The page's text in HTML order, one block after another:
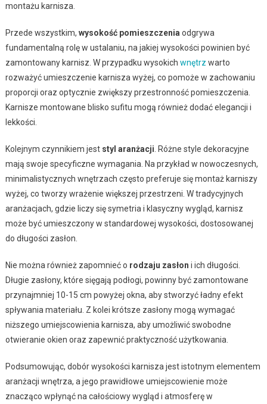
montażu karnisza.
Przede wszystkim, wysokość pomieszczenia odgrywa
fundamentalną rolę w ustalaniu, na jakiej wysokości powinien być
zamontowany karnisz. W przypadku wysokich wnętrz warto
rozważyć umieszczenie karnisza wyżej, co pomoże w zachowaniu
proporcji oraz optycznie zwiększy przestronność pomieszczenia.
Karnisze montowane blisko sufitu mogą również dodać elegancji i
lekkości.
Kolejnym czynnikiem jest styl aranżacji . Różne style dekoracyjne
mają swoje specyficzne wymagania. Na przykład w nowoczesnych,
minimalistycznych wnętrzach często preferuje się montaż karniszy
wyżej, co tworzy wrażenie większej przestrzeni. W tradycyjnych
aranżacjach, gdzie liczy się symetria i klasyczny wygląd, karnisz
może być umieszczony w standardowej wysokości, dostosowanej
do długości zasłon.
Nie można również zapomnieć o rodzaju zasłon i ich długości.
Długie zasłony, które sięgają podłogi, powinny być zamontowane
przynajmniej 10-15 cm powyżej okna, aby stworzyć ładny efekt
spływania materiału. Z kolei krótsze zasłony mogą wymagać
niższego umiejscowienia karnisza, aby umożliwić swobodne
otwieranie okien oraz zapewnić praktyczność użytkowania.
Podsumowując, dobór wysokości karnisza jest istotnym elementem
aranżacji wnętrza, a jego prawidłowe umiejscowienie może
znacząco wpłynąć na całościowy wygląd i atmosferę w